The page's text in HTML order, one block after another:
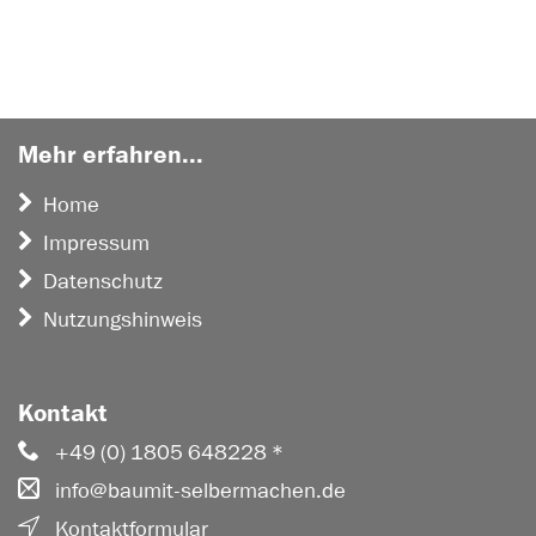
Mehr erfahren...
Home
Impressum
Datenschutz
Nutzungshinweis
Kontakt
+49 (0) 1805 648228 *
info@baumit-selbermachen.de
Kontaktformular